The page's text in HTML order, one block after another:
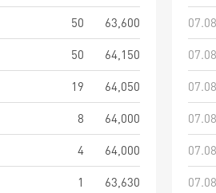
50
63,600
50
64,150
19
64,050
8
64,000
4
64,000
1
63,630